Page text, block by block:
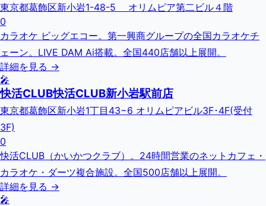
東京都葛飾区新小岩1-48-5 オリムピア第二ビル４階
0
カラオケ ビッグエコー。第一興商グループの全国カラオケチ
ェーン。LIVE DAM Ai搭載。全国440店舗以上展開。
詳細を見る →
🎤
快活CLUB快活CLUB新小岩駅前店
東京都葛飾区新小岩1丁目43−6 オリムピアビル3F･4F(受付
3F)
0
快活CLUB（かいかつクラブ）。24時間営業のネットカフェ・
カラオケ・ダーツ複合施設。全国500店舗以上展開。
詳細を見る →
🎤